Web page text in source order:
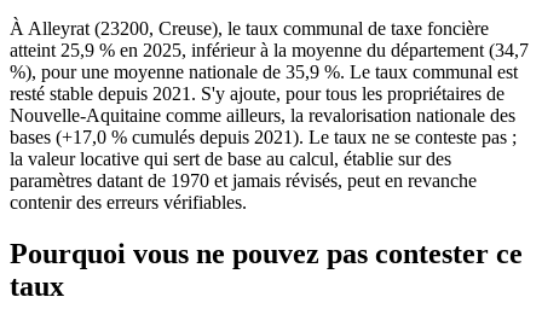
À Alleyrat (23200, Creuse), le taux communal de taxe foncière
atteint 25,9 % en 2025, inférieur à la moyenne du département (34,7
%), pour une moyenne nationale de 35,9 %. Le taux communal est
resté stable depuis 2021. S'y ajoute, pour tous les propriétaires de
Nouvelle-Aquitaine comme ailleurs, la revalorisation nationale des
bases (+17,0 % cumulés depuis 2021). Le taux ne se conteste pas ;
la valeur locative qui sert de base au calcul, établie sur des
paramètres datant de 1970 et jamais révisés, peut en revanche
contenir des erreurs vérifiables.
Pourquoi vous ne pouvez pas contester ce
taux